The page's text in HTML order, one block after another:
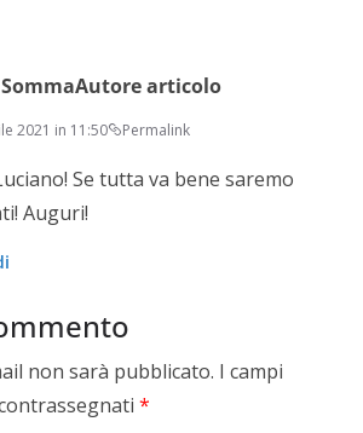
Autore articolo
2021 in 11:50 Permalink
Se tutta va bene saremo
Auguri!
non sarà pubblicato. I campi
*